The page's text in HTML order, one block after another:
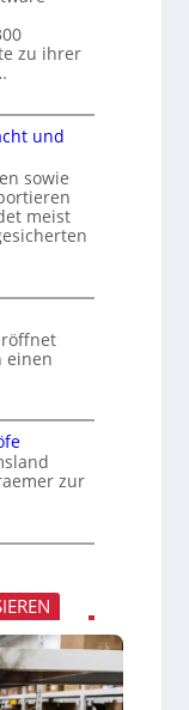
zu ihrer
und
sowie
meist
einen
zur